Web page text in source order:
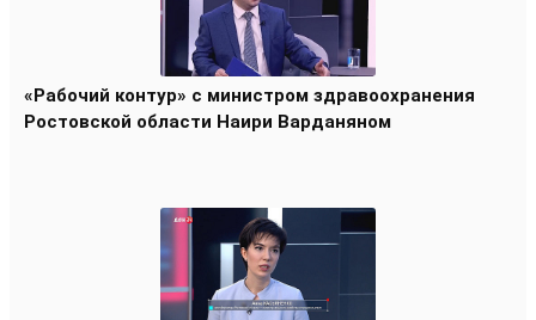
«Рабочий контур» с министром здравоохранения
Ростовской области Наири Варданяном